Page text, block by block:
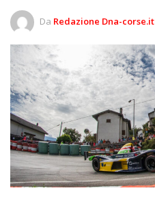
Da Redazione Dna-corse.it